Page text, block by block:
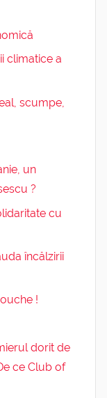
climatice a
scumpe,
un
?
cu
încălzirii
!
dorit de
ce Club of